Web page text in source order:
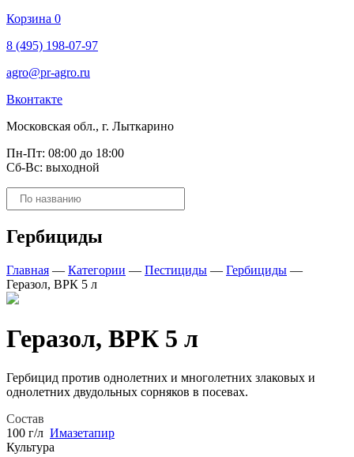
Корзина 0
8 (495) 198-07-97
agro@pr-agro.ru
Вконтакте
Московская обл., г. Лыткарино
Пн-Пт: 08:00 до 18:00
Сб-Вс: выходной
Поиск
товаров
Гербициды
Главная — Категории — Пестициды — Гербициды —
Геразол, ВРК 5 л
Геразол, ВРК 5 л
Гербицид против однолетних и многолетних злаковых и
однолетних двудольных сорняков в посевах.
Состав
100 г/л Имазетапир
Культура